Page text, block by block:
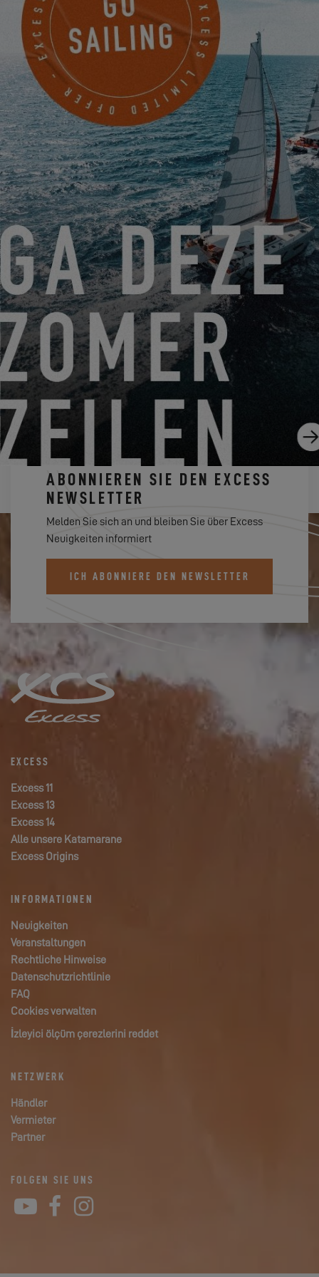
ENTDECKEN SIE DIE NEUEN BILDER UNSERER EXCESS
14!
08.03.23
EXCESS 14 ALS "MULTIHULL DES JAHRES" 2023
ABONNIEREN SIE DEN EXCESS
NEWSLETTER
Melden Sie sich an und bleiben Sie über Excess
Neuigkeiten informiert
ICH ABONNIERE DEN NEWSLETTER
EXCESS
Excess 11
Excess 13
Excess 14
Alle unsere Katamarane
Excess Origins
INFORMATIONEN
Neuigkeiten
Veranstaltungen
Rechtliche Hinweise
Datenschutzrichtlinie
FAQ
Cookies verwalten
İzleyici ölçüm çerezlerini reddet
NETZWERK
Händler
Vermieter
Partner
FOLGEN SIE UNS
YouTube
Facebook
Instagram